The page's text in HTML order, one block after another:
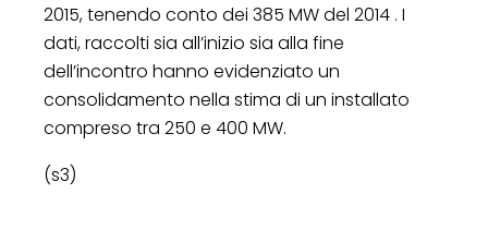
2015, tenendo conto dei 385 MW del 2014 . I
dati, raccolti sia all’inizio sia alla fine
dell’incontro hanno evidenziato un
consolidamento nella stima di un installato
compreso tra 250 e 400 MW.
(s3)